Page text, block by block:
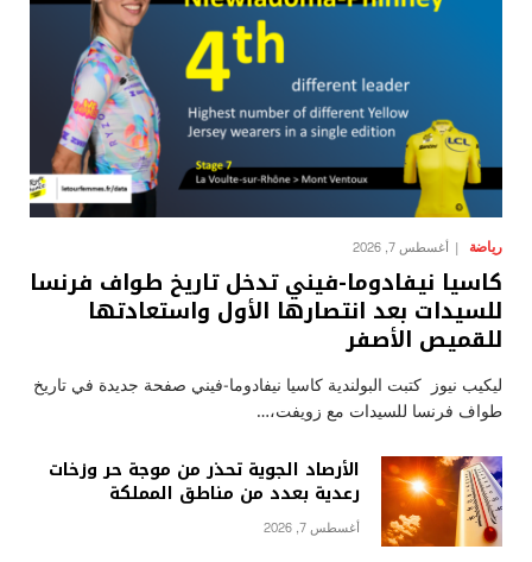
رياضة أغسطس 7, 2026
كاسيا نيفادوما-فيني تدخل تاريخ طواف فرنسا
للسيدات بعد انتصارها الأول واستعادتها
للقميص الأصفر
ليكيب نيوز كتبت البولندية كاسيا نيفادوما-فيني صفحة جديدة في تاريخ
طواف فرنسا للسيدات مع زويفت،…
الأرصاد الجوية تحذر من موجة حر وزخات
رعدية بعدد من مناطق المملكة
أغسطس 7, 2026